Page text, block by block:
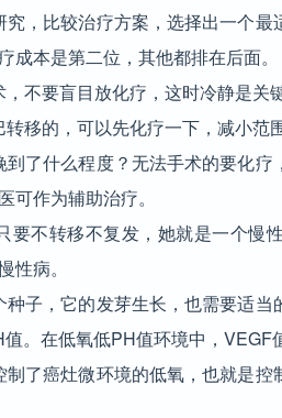
，比较治疗方案，选择出一个最
成本是第二位，其他都排在后面。
不要盲目放化疗，这时冷静是关
移的，可以先化疗一下，减小范围
了什么程度？无法手术的要化疗
可作为辅助治疗。
不转移不复发，她就是一个慢
性病。
子，它的发芽生长，也需要适当
。在低氧低PH值环境中，VEGF
了癌灶微环境的低氧，也就是控